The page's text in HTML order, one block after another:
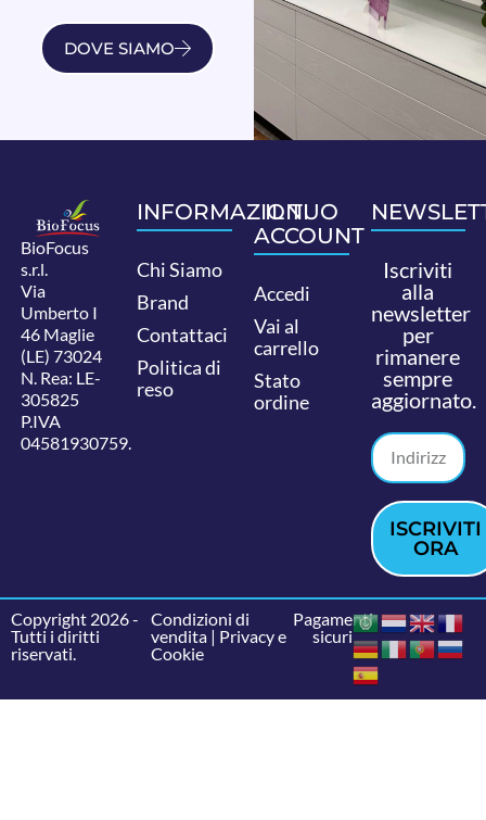
DOVE SIAMO
BioFocus
s.r.l.
Via
Umberto I
46 Maglie
(LE) 73024
N. Rea: LE-
305825
P.IVA
04581930759.
INFORMAZIONI
Chi Siamo
Brand
Contattaci
Politica di
reso
IL TUO
ACCOUNT
Accedi
Vai al
carrello
Stato
ordine
Iscriviti
alla
newsletter
per
rimanere
sempre
aggiornato.
ISCRIVITI
ORA
Copyright 2026 -
Tutti i diritti
riservati.
Condizioni di
vendita| Privacy e
Cookie
Pagamenti
sicuri